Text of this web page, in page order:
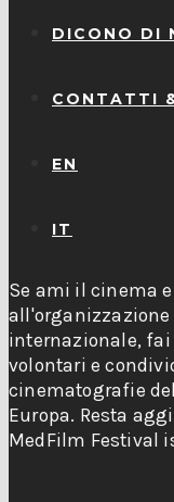
DICONO DI
CONTATTI
EN
IT
Se ami il cinema
internazionale,
volontari e
cinematografie
Europa. Resta
MedFilm Festival